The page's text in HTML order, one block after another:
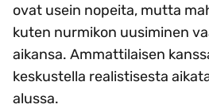
ovat usein nopeita, mutta
kuten nurmikon uusiminen
aikansa. Ammattilaisen
keskustella realistisesta
alussa.